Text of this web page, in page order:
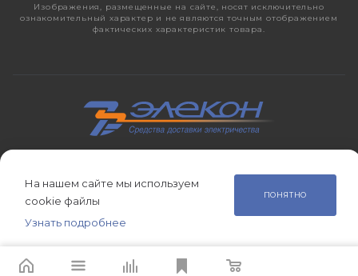
Изображения, размещенные на сайте, носят исключительно
ознакомительный характер и не являются точным отображением
фактических характеристик товара.
электротехническая продукция, светотехника с 1998 года.
На нашем сайте мы используем
cookie файлы
Узнать подробнее
ПОНЯТНО